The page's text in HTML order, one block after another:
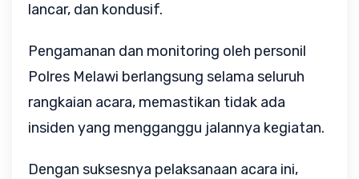
lancar, dan kondusif.
Pengamanan dan monitoring oleh personil
Polres Melawi berlangsung selama seluruh
rangkaian acara, memastikan tidak ada
insiden yang mengganggu jalannya kegiatan.
Dengan suksesnya pelaksanaan acara ini,